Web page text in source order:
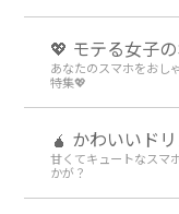
💖 モテる女子
あなたのスマホをおし
特集💖
🧉 かわいいド
甘くてキュートなスマ
かが？